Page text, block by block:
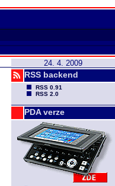
24. 4. 2009
RSS backend
RSS 0.91
RSS 2.0
PDA verze